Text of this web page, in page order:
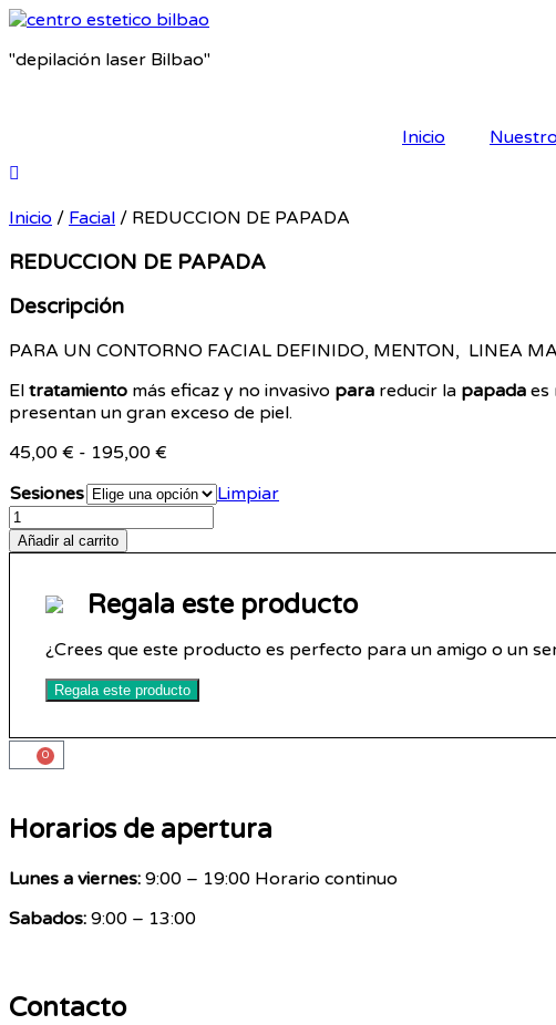
"depilación laser Bilbao"
Inicio
Inicio / Facial / REDUCCION DE PAPADA
REDUCCION DE PAPADA
Descripción
PARA UN CONTORNO FACIAL DEFINIDO, MENTON, LINEA
El tratamiento más eficaz y no invasivo para reducir la papada es
presentan un gran exceso de piel.
45,00 € - 195,00 €
Sesiones
Limpiar
Añadir al carrito
Regala este producto
¿Crees que este producto es perfecto para un amigo o un
Regala este producto
0
Horarios de apertura
Lunes a viernes: 9:00 – 19:00 Horario continuo
Sabados: 9:00 – 13:00
Contacto